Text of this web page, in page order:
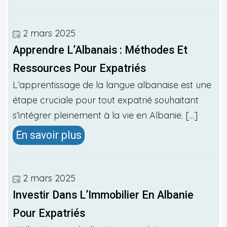
2 mars 2025
Apprendre L’Albanais : Méthodes Et
Ressources Pour Expatriés
L’apprentissage de la langue albanaise est une
étape cruciale pour tout expatrié souhaitant
s’intégrer pleinement à la vie en Albanie. [...]
En savoir plus
2 mars 2025
Investir Dans L’Immobilier En Albanie
Pour Expatriés